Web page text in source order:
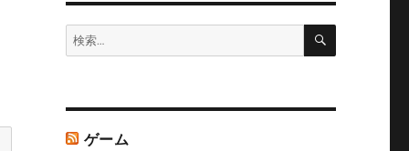
検
索:
検
ゲーム